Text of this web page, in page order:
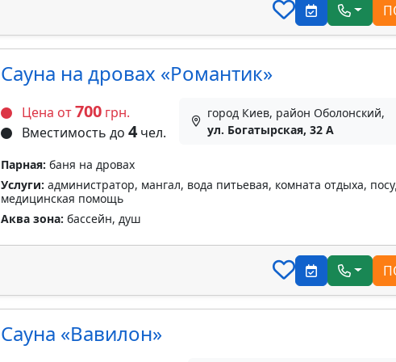
Сауна на дровах «Романтик»
Цена от700грн.
Вместимость до 4чел.
город Киев, район Оболонский,
ул. Богатырская, 32 A
Парная: баня на дровах
Услуги: администратор, мангал, вода питьевая, комната отдыха,
медицинская помощь
Аква зона: бассейн, душ
Сауна «Вавилон»